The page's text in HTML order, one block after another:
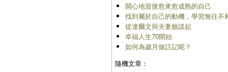
開心地迎接愈來愈成熟的自己
找到屬於自己的動機，學習無往
從達爾文與夫妻臉談起
幸福人生70開始
如何為歲月做註記呢？
隨機文章：